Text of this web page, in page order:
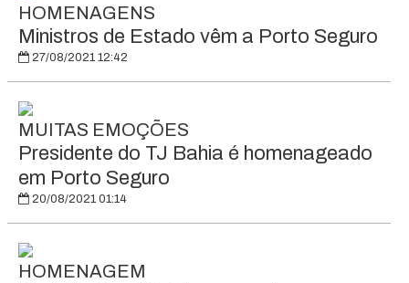
HOMENAGENS
Ministros de Estado vêm a Porto Seguro
27/08/2021 12:42
MUITAS EMOÇÕES
Presidente do TJ Bahia é homenageado
em Porto Seguro
20/08/2021 01:14
HOMENAGEM